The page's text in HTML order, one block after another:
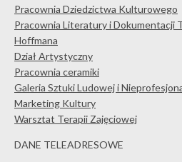
Pracownia Dziedzictwa Kulturowego
Pracownia Literatury i Dokumentacji
Hoffmana
Dział Artystyczny
Pracownia ceramiki
Galeria Sztuki Ludowej i
Marketing Kultury
Warsztat Terapii Zajęciowej
DANE TELEADRESOWE